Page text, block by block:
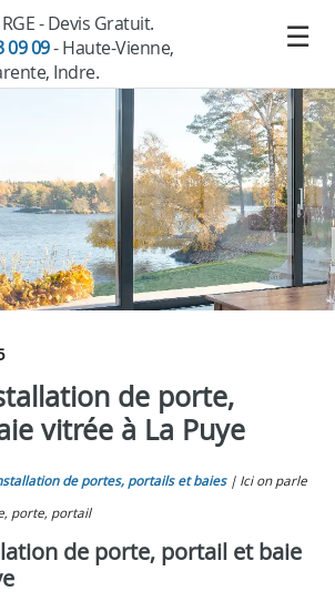
- Devis Gratuit.
09 09- Haute-Vienne,
Indre.
de porte,
vitrée à La Puye
de portes, portails et baies
Ici on parle
porte, portail
de porte, portail et baie